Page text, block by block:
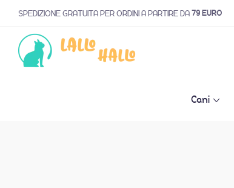
SPEDIZIONE GRATUITA PER ORDINI A PARTIRE DA79 EURO
Cani